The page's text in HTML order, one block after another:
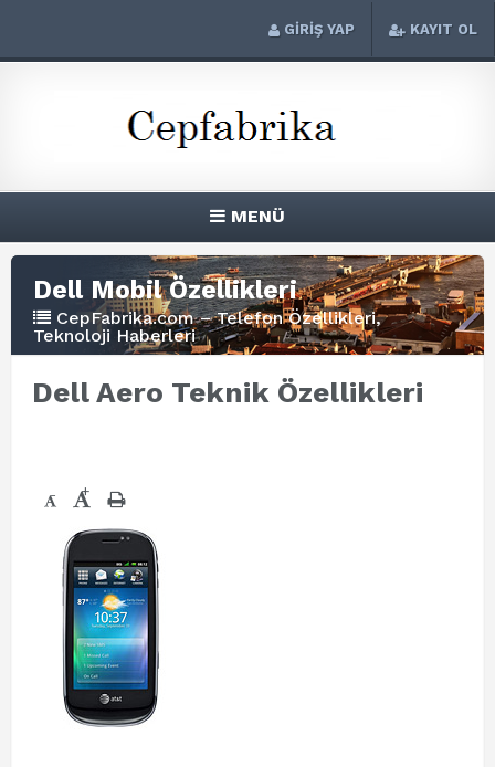
GİRİŞ YAP KAYIT OL
MENÜ
Dell Mobil Özellikleri
CepFabrika.com – Telefon Özellikleri,
Teknoloji Haberleri
Dell Aero Teknik Özellikleri
- +